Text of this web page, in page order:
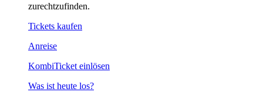
zurechtzufinden.
Tickets kaufen
Anreise
KombiTicket einlösen
Was ist heute los?